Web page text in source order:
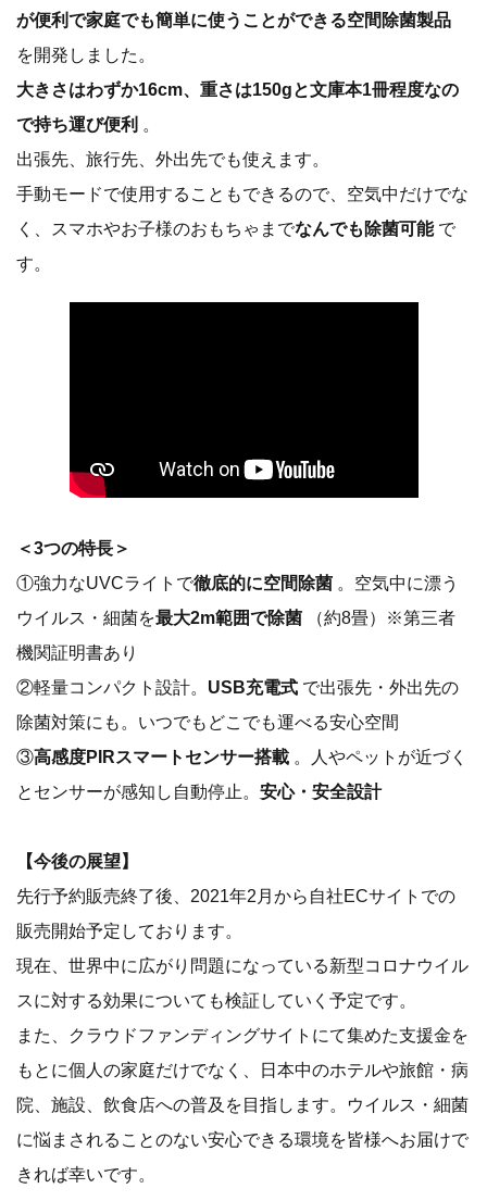
が便利で家庭でも簡単に使うことができる空間除菌製品
を開発しました。
大きさはわずか16cm、重さは150gと文庫本1冊程度なの
で持ち運び便利 。
出張先、旅行先、外出先でも使えます。
手動モードで使用することもできるので、空気中だけでな
く、スマホやお子様のおもちゃまでなんでも除菌可能で
す。
＜3つの特長＞
①強力なUVCライトで徹底的に空間除菌 。空気中に漂う
ウイルス・細菌を最大2m範囲で除菌 （約8畳）※第三者
機関証明書あり
②軽量コンパクト設計。 USB充電式 で出張先・外出先の
除菌対策にも。いつでもどこでも運べる安心空間
③高感度PIRスマートセンサー搭載 。人やペットが近づく
とセンサーが感知し自動停止。 安心・安全設計
【今後の展望】
先行予約販売終了後、2021年2月から自社ECサイトでの
販売開始予定しております。
現在、世界中に広がり問題になっている新型コロナウイル
スに対する効果についても検証していく予定です。
また、クラウドファンディングサイトにて集めた支援金を
もとに個人の家庭だけでなく、日本中のホテルや旅館・病
院、施設、飲食店への普及を目指します。ウイルス・細菌
に悩まされることのない安心できる環境を皆様へお届けで
きれば幸いです。